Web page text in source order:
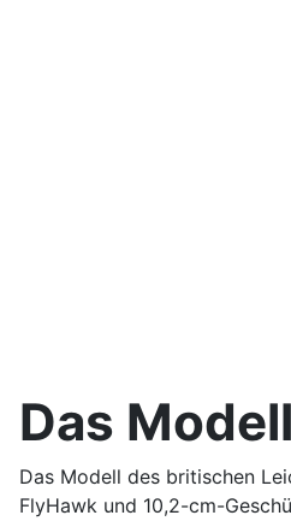
Das Modell
Das Modell des britischen
FlyHawk und 10,2-cm-